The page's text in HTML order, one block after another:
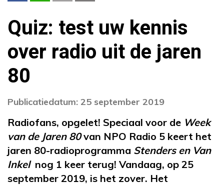
Quiz: test uw kennis
over radio uit de jaren
80
Publicatiedatum: 25 september 2019
Radiofans, opgelet! Speciaal voor de Week
van de Jaren 80van NPO Radio 5 keert het
jaren 80-radioprogramma Stenders en Van
Inkelnog 1 keer terug! Vandaag, op 25
september 2019, is het zover. Het